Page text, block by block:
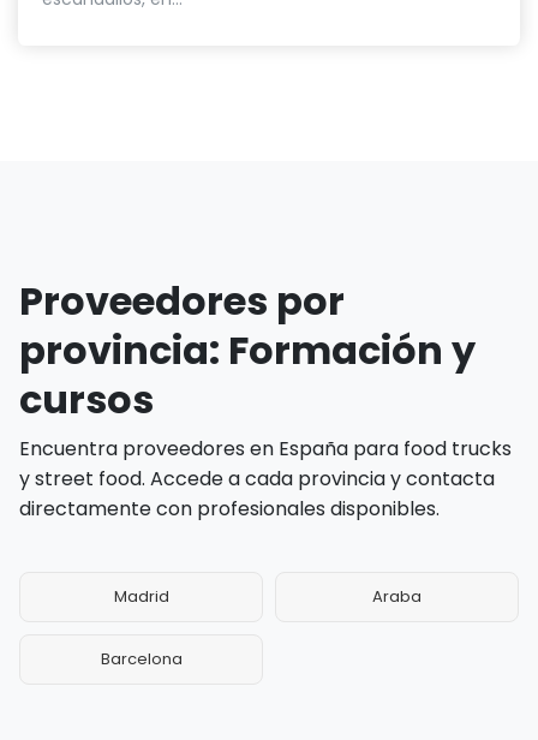
Proveedores por
provincia: Formación y
cursos
Encuentra proveedores en España para food trucks
y street food. Accede a cada provincia y contacta
directamente con profesionales disponibles.
Madrid Araba
Barcelona